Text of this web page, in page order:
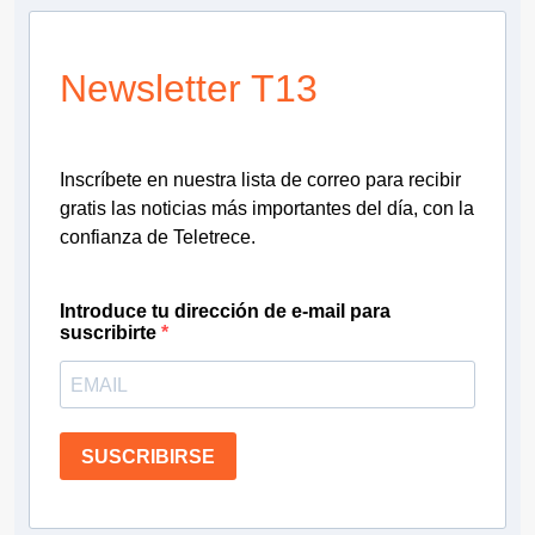
Newsletter T13
Inscríbete en nuestra lista de correo para recibir
gratis las noticias más importantes del día, con la
confianza de Teletrece.
Introduce tu dirección de e-mail para
suscribirte
SUSCRIBIRSE